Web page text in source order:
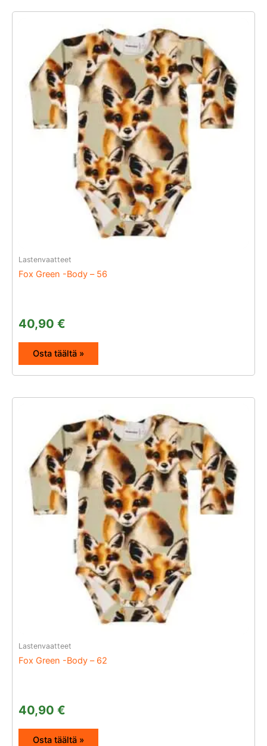
Lastenvaatteet
Fox Green -Body – 56
40,90 €
Osta täältä »
Lastenvaatteet
Fox Green -Body – 62
40,90 €
Osta täältä »